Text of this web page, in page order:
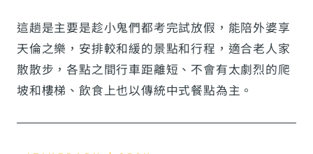
這趟是主要是趁小鬼們都考完試放假，能陪外婆享
天倫之樂，安排較和緩的景點和行程，適合老人家
散散步，各點之間行車距離短、不會有太劇烈的爬
坡和樓梯、飲食上也以傳統中式餐點為主。